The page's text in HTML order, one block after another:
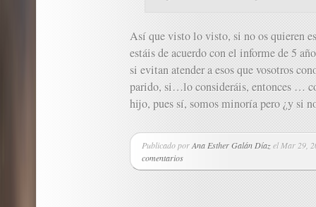
Así que visto lo visto, si no os quieren
estáis de acuerdo con el informe de 5
si evitan atender a esos que vosotros
parido, si…lo consideráis, entonces …
hijo, pues sí, somos minoría pero ¿y si
Publicado porAna Esther Galán Díazel Mar 29,
comentarios